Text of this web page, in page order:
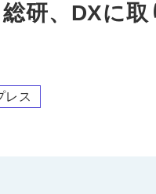
研、DXに
レス